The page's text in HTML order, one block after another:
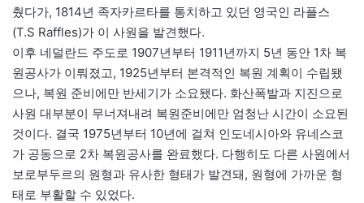
췄다가, 1814년 족자카르타를 통치하고 있던 영국인 라플스
(T.S Raffles)가 이 사원을 발견했다.
이후 네덜란드 주도로 1907년부터 1911년까지 5년 동안 1차 복
원공사가 이뤄졌고, 1925년부터 본격적인 복원 계획이 수립됐
으나, 복원 준비에만 반세기가 소요됐다. 화산폭발과 지진으로
사원 대부분이 무너져내려 복원준비에만 엄청난 시간이 소요된
것이다. 결국 1975년부터 10년에 걸쳐 인도네시아와 유네스코
가 공동으로 2차 복원공사를 완료했다. 다행히도 다른 사원에서
보로부두르의 원형과 유사한 형태가 발견돼, 원형에 가까운 형
태로 부활할 수 있었다.